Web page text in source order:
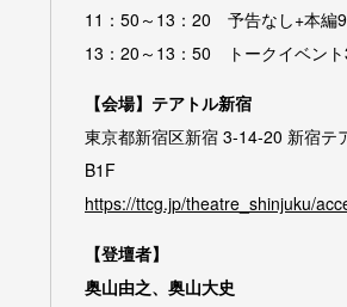
11：50～13：20 予告なし+本編
13：20～13：50 トークイベン
【会場】テアトル新宿
東京都新宿区新宿 3-14-20 新宿テ
B1F
https://ttcg.jp/theatre_shinjuku/
【登壇者】
奥山由之、奥山大史